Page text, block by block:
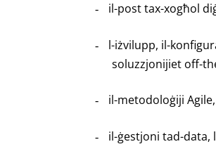
- il-post tax-xogħol
-
l-iżvilupp, il-
soluzzjonijiet off-
- il-metodoloġiji
- il-ġestjoni tad-data,